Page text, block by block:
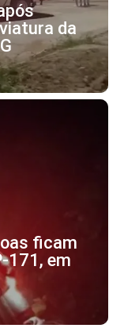
da
ficam
171, em